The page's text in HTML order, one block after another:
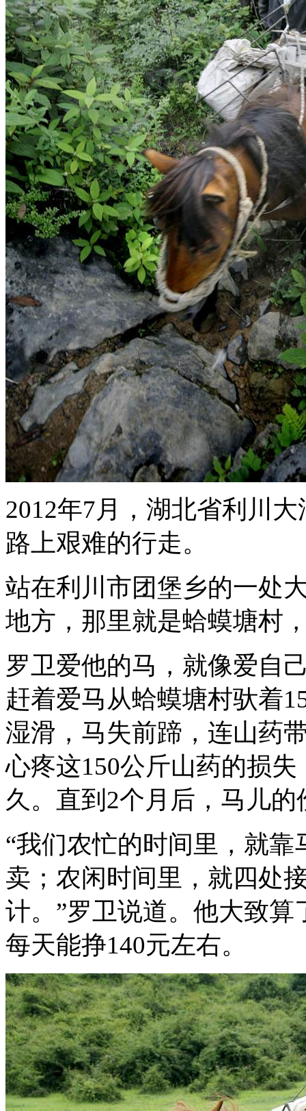
2012年7月，湖北省利川
路上艰难的行走。
站在利川市团堡乡的一处
地方，那里就是蛤蟆塘村
罗卫爱他的马，就像爱自
赶着爱马从蛤蟆塘村驮着
湿滑，马失前蹄，连山药
心疼这150公斤山药的损
久。直到2个月后，马儿
“我们农忙的时间里，就
卖；农闲时间里，就四处
计。”罗卫说道。他大致
每天能挣140元左右。